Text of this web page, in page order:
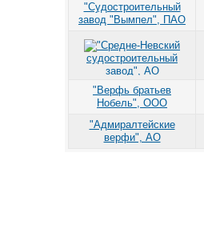
"Судостроительный
завод "Вымпел", ПАО
"Верфь братьев
Нобель", ООО
"Адмиралтейские
верфи", АО